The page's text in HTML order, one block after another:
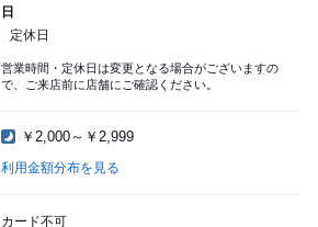
日
定休日
営業時間・定休日は変更となる場合がございますの
で、ご来店前に店舗にご確認ください。
￥2,000～￥2,999
利用金額分布を見る
カード不可